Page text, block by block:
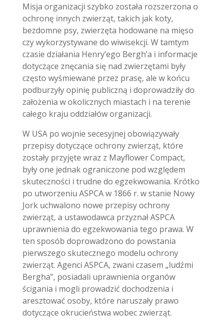
Misja organizacji szybko została rozszerzona o
ochronę innych zwierząt, takich jak koty,
bezdomne psy, zwierzęta hodowane na mięso
czy wykorzystywane do wiwisekcji. W tamtym
czasie działania Henry’ego Bergh’a i informacje
dotyczące znęcania się nad zwierzętami były
często wyśmiewane przez prasę, ale w końcu
podburzyły opinię publiczną i doprowadziły do
założenia w okolicznych miastach i na terenie
całego kraju oddziałów organizacji.
W USA po wojnie secesyjnej obowiązywały
przepisy dotyczące ochrony zwierząt, które
zostały przyjęte wraz z Mayflower Compact,
były one jednak ograniczone pod względem
skuteczności i trudne do egzekwowania. Krótko
po utworzeniu ASPCA w 1866 r. w stanie Nowy
Jork uchwalono nowe przepisy ochrony
zwierząt, a ustawodawca przyznał ASPCA
uprawnienia do egzekwowania tego prawa. W
ten sposób doprowadzono do powstania
pierwszego skutecznego modelu ochrony
zwierząt. Agenci ASPCA, zwani czasem „ludźmi
Bergha”, posiadali uprawnienia organów
ścigania i mogli prowadzić dochodzenia i
aresztować osoby, które naruszały prawo
dotyczące okrucieństwa wobec zwierząt.